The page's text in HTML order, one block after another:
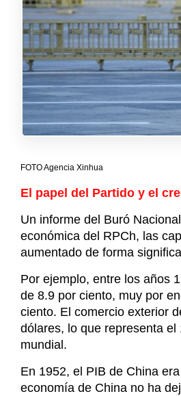
FOTO Agencia Xinhua
El papel del Partido y el
Un informe del Buró
económica del RPCh, las
aumentado de forma
Por ejemplo, entre los años
de 8.9 por ciento, muy por
ciento. El comercio exterior
dólares, lo que representa
mundial.
En 1952, el PIB de China
economía de China no ha